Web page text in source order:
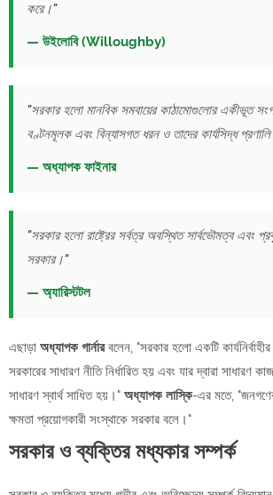
করে।"
— উইলোবি (Willoughby)
"সরকার হলো মানবিক সমবায়ের কাঠামোগুলোর একীভূত
বণ্টনমূলক এবং বিন্যাসগত ধরন ও তাদের কার্যসিদ্ধ
— অধ্যাপক ফাইনার
"সরকার হলো রাষ্ট্রের সর্বত্র অবস্থিত সার্বভৌমত্ব এবং
সরকার।"
— অ্যারিস্টটল
এছাড়া অধ্যাপক গার্নারবলেন, "সরকার হলো একটি
সরকারের সাধারণ নীতি নির্ধারিত হয় এবং যার দ্বারা সাধারণ
সাধারণ স্বার্থ সাধিত হয়।" অধ্যাপক লাস্কি-এর মতে, "জনগণের
ক্ষমতা প্রয়োগকারী সংস্থাকে সরকার বলে।"
সরকার ও ব্যক্তির মধ্যকার সম্পর্ক